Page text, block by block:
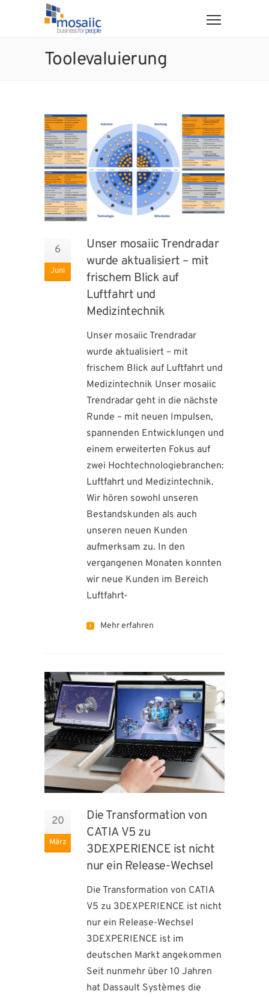
Toolevaluierung
6
Juni
Unser mosaiic Trendradar
wurde aktualisiert – mit
frischem Blick auf
Luftfahrt und
Medizintechnik
Unser mosaiic Trendradar
wurde aktualisiert – mit
frischem Blick auf Luftfahrt und
Medizintechnik Unser mosaiic
Trendradar geht in die nächste
Runde – mit neuen Impulsen,
spannenden Entwicklungen und
einem erweiterten Fokus auf
zwei Hochtechnologiebranchen:
Luftfahrt und Medizintechnik.
Wir hören sowohl unseren
Bestandskunden als auch
unseren neuen Kunden
aufmerksam zu. In den
vergangenen Monaten konnten
wir neue Kunden im Bereich
Luftfahrt-
Mehr erfahren
20
März
Die Transformation von
CATIA V5 zu
3DEXPERIENCE ist nicht
nur ein Release-Wechsel
Die Transformation von CATIA
V5 zu 3DEXPERIENCE ist nicht
nur ein Release-Wechsel
3DEXPERIENCE ist im
deutschen Markt angekommen
Seit nunmehr über 10 Jahren
hat Dassault Systèmes die